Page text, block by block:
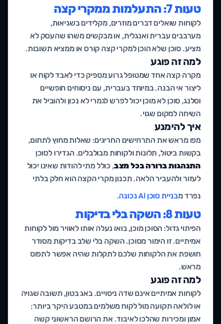
טעות 7: התעלמות ממקרי קצה
לקוחות שואלים דברים מוזרים, מקלידים בשגיאות,
מערבבים עברית ואנגלית, או מבקשים משהו שהעסק לא
מציע. סוכן שלא הוכן למקרי קצה קורס או ממציא תשובות.
למה זה פוגע
מקרה קצה אחד שמטופל גרוע מספיק כדי לאבד לקוח או
ליצור אי הבנה. במיוחד בעברית, עם ניסוחים חופשיים
וסלנג, סוכן לא מוכן יכול לפרש לגמרי לא נכון ולהוביל את
השיחה למקום שגוי.
איך להימנע
מפו מראש את התרחישים החריגים: שאלות מחוץ לתחום,
בקשות ביטול, תלונות ולקוחות מבולבלים. הגדירו לסוכן
התנהגות ברורה בכל מצב, כולל מתי להודות שאינו יכול
לעזור ולהעביר הלאה. תכנון מקרי הקצה הוא חלק בלתי
נפרד מבניית סוכן AI נכונה .
טעות 8: השקה בלי בדיקות
הפיתוי גדול: הסוכן מוכן, בואו נעלה אותו לאוויר מול לקוחות
אמיתיים. זו הימור מסוכן. השקה בלי שלב בדיקות מסודר
חושפת את הלקוחות שלכם לתקלות שהיה אפשר לתפוס
מראש.
למה זה פוגע
לקוחות אמיתיים אינם שדה ניסויים. באג בטון, תשובה שגויה
או לולאה תקועה מול לקוח משלמים במטבע היקר ביותר:
אמון ומכירות שהלכו לאיבוד. את הרושם הראשוני קשה